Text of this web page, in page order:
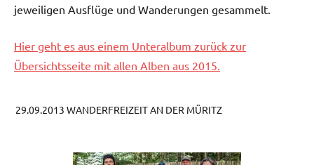
jeweiligen Ausflüge und Wanderungen gesammelt.
Hier geht es aus einem Unteralbum zurück zur
Übersichtsseite mit allen Alben aus 2015.
29.09.2013 WANDERFREIZEIT AN DER MÜRITZ